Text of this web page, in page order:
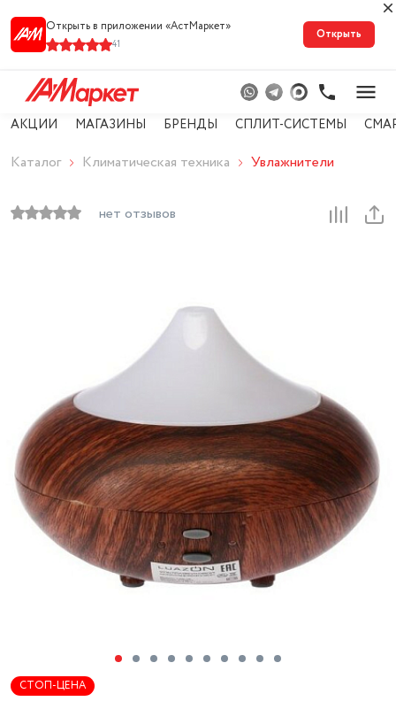
Открыть в приложении «АстМарке‪т‬»
41
Открыть
АКЦИИ МАГАЗИНЫ БРЕНДЫ СПЛИТ-СИСТЕМЫ
Каталог Климатическая техника Увлажнители
нет отзывов
СТОП-ЦЕНА